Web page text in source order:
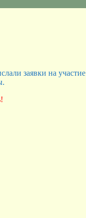
заявки на